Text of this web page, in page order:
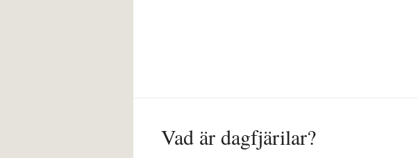
Vad är dagfjärilar?